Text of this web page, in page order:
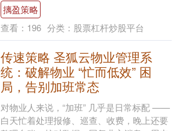
摛盈策略
查看： 196 分类： 股票杠杆炒股平台
传速策略 圣狐云物业管理系
统：破解物业 “忙而低效” 困
局，告别加班常态
对物业人来说，“加班” 几乎是日常标配 ——
白天忙着处理报修、巡查、收费，晚上还要